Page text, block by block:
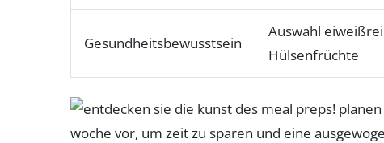
Gesundheitsbewusstsein
Auswahl
Hülsenfrüchte